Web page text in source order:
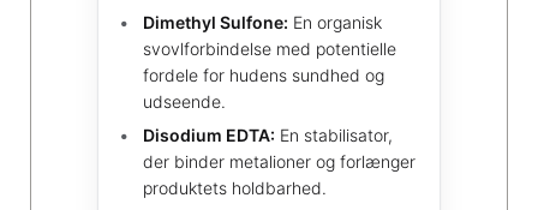
Dimethyl Sulfone: En organisk
svovlforbindelse med potentielle
fordele for hudens sundhed og
udseende.
Disodium EDTA: En stabilisator,
der binder metalioner og forlænger
produktets holdbarhed.